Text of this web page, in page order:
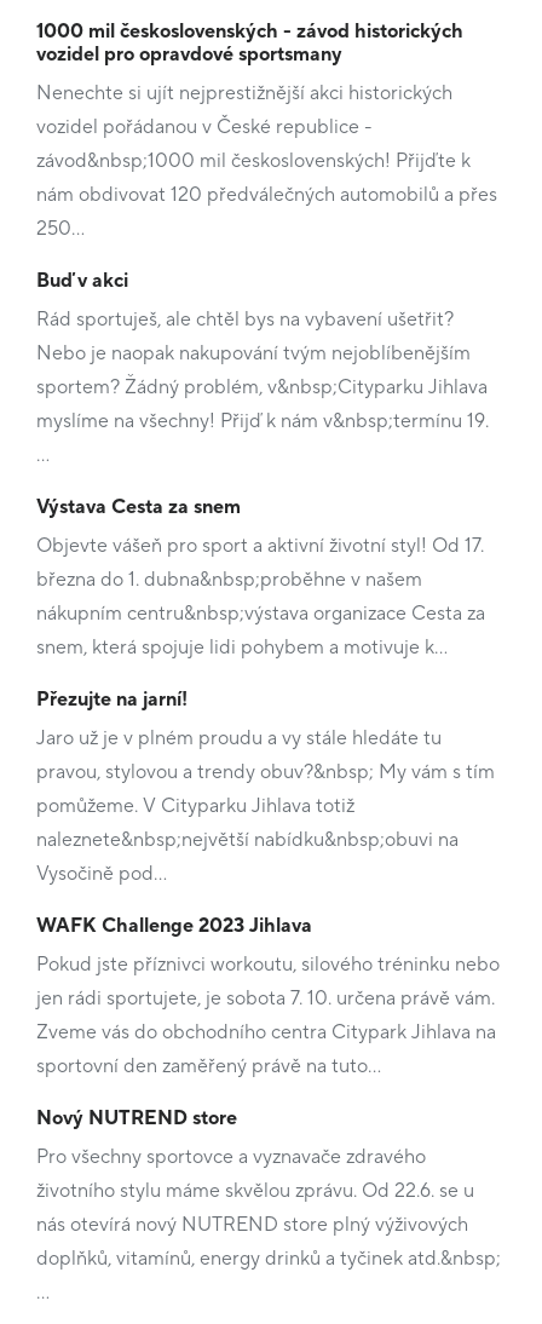
1000 mil československých - závod historických
vozidel pro opravdové sportsmany
Nenechte si ujít nejprestižnější akci historických
vozidel pořádanou v České republice -
závod&nbsp;1000 mil československých! Přijďte k
nám obdivovat 120 předválečných automobilů a přes
250…
Buď v akci
Rád sportuješ, ale chtěl bys na vybavení ušetřit?
Nebo je naopak nakupování tvým nejoblíbenějším
sportem? Žádný problém, v&nbsp;Cityparku Jihlava
myslíme na všechny! Přijď k nám v&nbsp;termínu 19.
…
Výstava Cesta za snem
Objevte vášeň pro sport a aktivní životní styl! Od 17.
března do 1. dubna&nbsp;proběhne v našem
nákupním centru&nbsp;výstava organizace Cesta za
snem, která spojuje lidi pohybem a motivuje k…
Přezujte na jarní!
Jaro už je v plném proudu a vy stále hledáte tu
pravou, stylovou a trendy obuv?&nbsp; My vám s tím
pomůžeme. V Cityparku Jihlava totiž
naleznete&nbsp;největší nabídku&nbsp;obuvi na
Vysočině pod…
WAFK Challenge 2023 Jihlava
Pokud jste příznivci workoutu, silového tréninku nebo
jen rádi sportujete, je sobota 7. 10. určena právě vám.
Zveme vás do obchodního centra Citypark Jihlava na
sportovní den zaměřený právě na tuto…
Nový NUTREND store
Pro všechny sportovce a vyznavače zdravého
životního stylu máme skvělou zprávu. Od 22.6. se u
nás otevírá nový NUTREND store plný výživových
doplňků, vitamínů, energy drinků a tyčinek atd.&nbsp;
…